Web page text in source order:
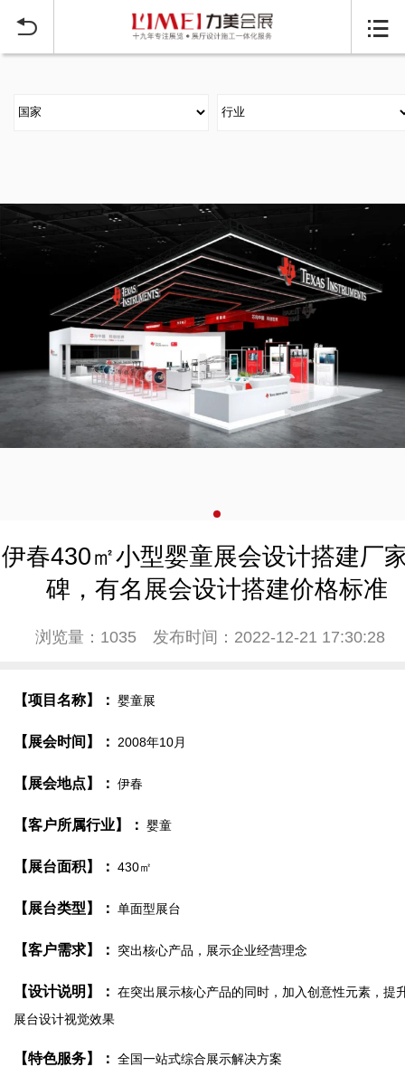
 
伊春430㎡小型婴童展会设计搭建厂
碑，有名展会设计搭建价格标准
浏览量：1035 发布时间：2022-12-21 17:30:28
【项目名称】： 婴童展
【展会时间】： 2008年10月
【展会地点】： 伊春
【客户所属行业】： 婴童
【展台面积】： 430㎡
【展台类型】： 单面型展台
【客户需求】： 突出核心产品，展示企业经营理念
【设计说明】： 在突出展示核心产品的同时，加入创意性元素，提
展台设计视觉效果
【特色服务】： 全国一站式综合展示解决方案